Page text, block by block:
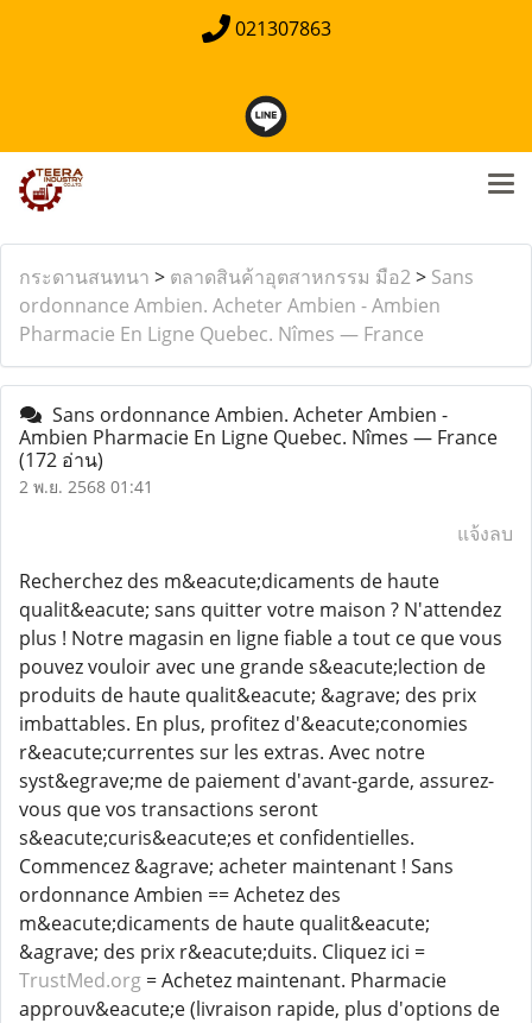
021307863
กระดานสนทนา > ตลาดสินค้าอุตสาหกรรม มือ2> Sans
ordonnance Ambien. Acheter Ambien - Ambien
Pharmacie En Ligne Quebec. Nîmes — France
Sans ordonnance Ambien. Acheter Ambien -
Ambien Pharmacie En Ligne Quebec. Nîmes — France
(172 อ่าน)
2 พ.ย. 2568 01:41
แจ้งลบ
Recherchez des m&eacute;dicaments de haute
qualit&eacute; sans quitter votre maison ? N'attendez
plus ! Notre magasin en ligne fiable a tout ce que vous
pouvez vouloir avec une grande s&eacute;lection de
produits de haute qualit&eacute; &agrave; des prix
imbattables. En plus, profitez d'&eacute;conomies
r&eacute;currentes sur les extras. Avec notre
syst&egrave;me de paiement d'avant-garde, assurez-
vous que vos transactions seront
s&eacute;curis&eacute;es et confidentielles.
Commencez &agrave; acheter maintenant ! Sans
ordonnance Ambien == Achetez des
m&eacute;dicaments de haute qualit&eacute;
&agrave; des prix r&eacute;duits. Cliquez ici =
TrustMed.org = Achetez maintenant. Pharmacie
approuv&eacute;e (livraison rapide, plus d'options de